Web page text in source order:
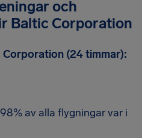
och
Baltic Corporation
(24 timmar):
av alla flygningar var i